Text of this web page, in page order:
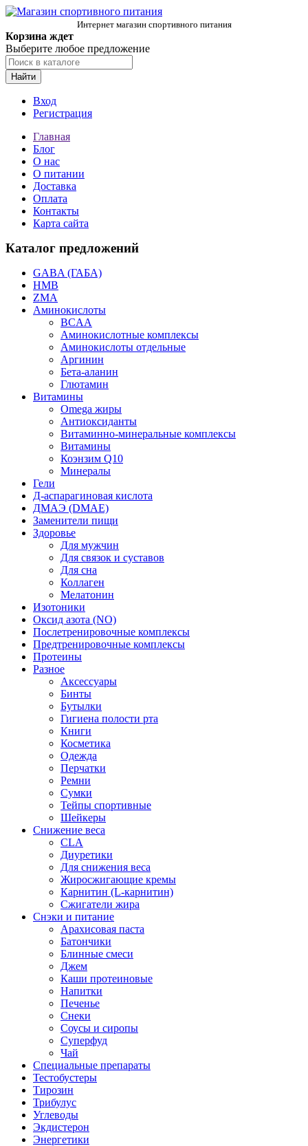
Интернет магазин спортивного питания
Корзина ждет
Выберите любое предложение
Найти
Вход
Регистрация
Главная
Блог
О нас
О питании
Доставка
Оплата
Контакты
Карта сайта
Каталог предложений
GABA (ГАБА)
HMB
ZMA
Аминокислоты
BCAA
Аминокислотные комплексы
Аминокислоты отдельные
Аргинин
Бета-аланин
Глютамин
Витамины
Omega жиры
Антиоксиданты
Витаминно-минеральные комплексы
Витамины
Коэнзим Q10
Минералы
Гели
Д-аспарагиновая кислота
ДМАЭ (DMAE)
Заменители пищи
Здоровье
Для мужчин
Для связок и суставов
Для сна
Коллаген
Мелатонин
Изотоники
Оксид азота (NO)
Послетренировочные комплексы
Предтренировочные комплексы
Протеины
Разное
Аксессуары
Бинты
Бутылки
Гигиена полости рта
Книги
Косметика
Одежда
Перчатки
Ремни
Сумки
Тейпы спортивные
Шейкеры
Снижение веса
CLA
Диуретики
Для снижения веса
Жиросжигающие кремы
Карнитин (L-карнитин)
Сжигатели жира
Снэки и питание
Арахисовая паста
Батончики
Блинные смеси
Джем
Каши протеиновые
Напитки
Печенье
Снеки
Соусы и сиропы
Суперфуд
Чай
Специальные препараты
Тестобустеры
Тирозин
Трибулус
Углеводы
Экдистерон
Энергетики